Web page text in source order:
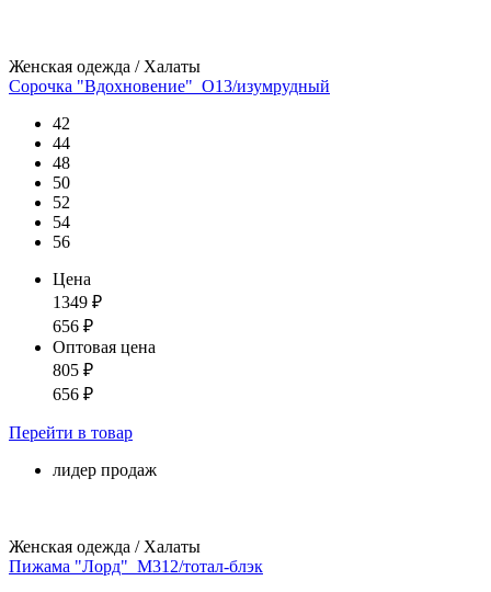
Женская одежда / Халаты
Сорочка "Вдохновение"_О13/изумрудный
42
44
48
50
52
54
56
Цена
1349 ₽
656 ₽
Оптовая цена
805 ₽
656 ₽
Перейти в товар
лидер продаж
Женская одежда / Халаты
Пижама "Лорд"_М312/тотал-блэк